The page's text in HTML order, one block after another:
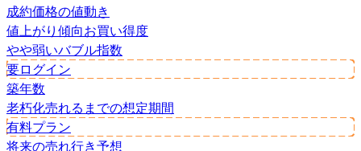
成約価格の値動き
値上がり傾向お買い得度
やや弱いバブル指数
要ログイン
築年数
老朽化売れるまでの想定期間
有料プラン
将来の売れ行き予想